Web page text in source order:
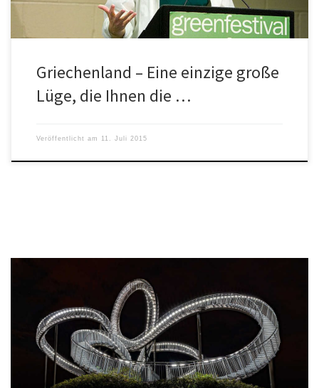
Griechenland – Eine einzige große
Lüge, die Ihnen die …
Veröffentlicht am 11. Juli 2015